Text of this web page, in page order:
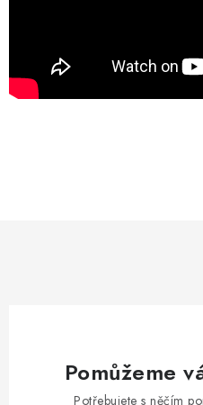
Pomůžeme
Potřebujete s něčím